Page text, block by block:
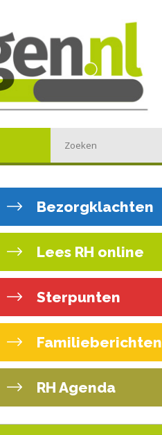
Bezorgklachten
Lees RH online
Sterpunten
Familieberichten
RH Agenda